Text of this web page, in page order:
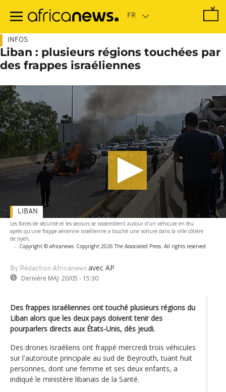
contenu
INFOS
Liban : plusieurs régions touchées par
des frappes israéliennes
Les forces de sécurité et les secours se rassemblent autour d'un véhicule en feu
après qu'une frappe aérienne israélienne a touché une voiture dans la ville côtière
de Jiyeh,
- Copyright © africanews Copyright 2026 The Associated Press. All rights reserved
By Rédaction Africanews avec AP
Dernière MAJ: 20/05 - 15:30
LIBAN
Des frappes israéliennes ont touché plusieurs régions du
Liban alors que les deux pays doivent tenir des
pourparlers directs aux États-Unis, dès jeudi.
Des drones israéliens ont frappé mercredi trois véhicules
sur l'autoroute principale au sud de Beyrouth, tuant huit
personnes, dont une femme et ses deux enfants, a
indiqué le ministère libanais de la Santé.